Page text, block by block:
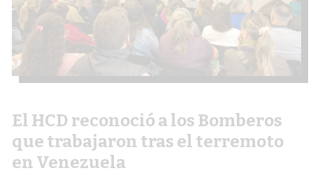
El HCD reconoció a los Bomberos
que trabajaron tras el terremoto
en Venezuela